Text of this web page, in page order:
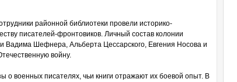
районной библиотеки провели историко-
писателей-фронтовиков. Личный состав колонии
Вадима Шефнера, Альберта Цессарского, Евгения Носова и
войну.
о военных писателях, чьи книги отражают их боевой опыт. В